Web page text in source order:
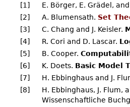
[1]
E. Börger, E. Grädel,
[2]
A. Blumensath. Set
[3]
C. Chang and J. Keisler.
[4]
R. Cori and D. Lascar.
[5]
B. Cooper.
[6]
K. Doets. Basic Model
[7]
H. Ebbinghaus and J.
[8]
H. Ebbinghaus, J. Flum,
Wissenschaftliche